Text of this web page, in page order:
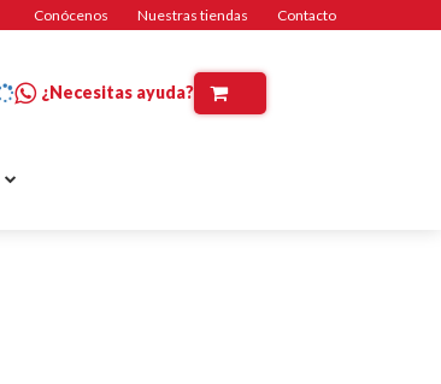
Conócenos Nuestras tiendas Contacto
¿Necesitas ayuda?